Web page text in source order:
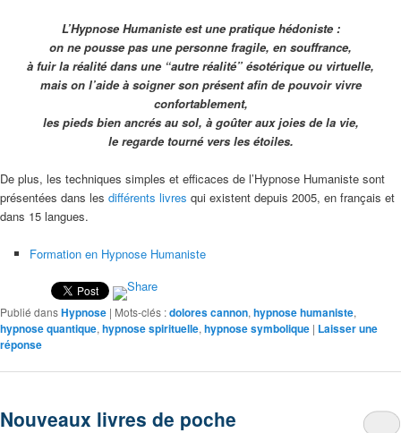
L’Hypnose Humaniste est une pratique hédoniste :
on ne pousse pas une personne fragile, en souffrance,
à fuir la réalité dans une “autre réalité” ésotérique ou virtuelle,
mais on l’aide à soigner son présent afin de pouvoir vivre
confortablement,
les pieds bien ancrés au sol, à goûter aux joies de la vie,
le regarde tourné vers les étoiles.
De plus, les techniques simples et efficaces de l’Hypnose Humaniste sont
présentées dans les différents livres qui existent depuis 2005, en français et
dans 15 langues.
Formation en Hypnose Humaniste
Publié dansHypnose | Mots-clés :dolores cannon, hypnose humaniste,
hypnose quantique, hypnose spirituelle, hypnose symbolique | Laisser une
réponse
Nouveaux livres de poche